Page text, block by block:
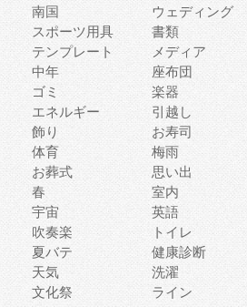
南国 ウェディング
スポーツ用具 書類
テンプレート メディア
中年 座布団
ゴミ 楽器
エネルギー 引越し
飾り お寿司
体育 梅雨
お葬式 思い出
春 室内
宇宙 英語
吹奏楽 トイレ
夏バテ 健康診断
天気 洗濯
文化祭 ライン